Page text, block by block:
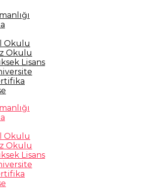
Okulu
Okulu
Lisans
Okulu
Okulu
Lisans